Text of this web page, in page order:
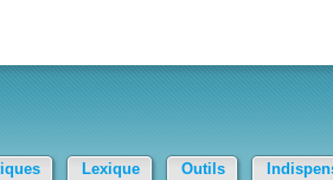
Lexique Outils